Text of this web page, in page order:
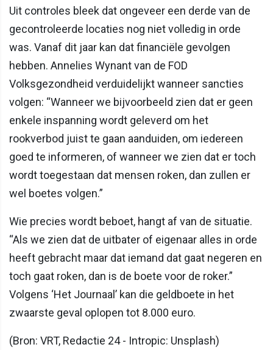
Uit controles bleek dat ongeveer een derde van de
gecontroleerde locaties nog niet volledig in orde
was. Vanaf dit jaar kan dat financiële gevolgen
hebben. Annelies Wynant van de FOD
Volksgezondheid verduidelijkt wanneer sancties
volgen: “Wanneer we bijvoorbeeld zien dat er geen
enkele inspanning wordt geleverd om het
rookverbod juist te gaan aanduiden, om iedereen
goed te informeren, of wanneer we zien dat er toch
wordt toegestaan dat mensen roken, dan zullen er
wel boetes volgen.”
Wie precies wordt beboet, hangt af van de situatie.
“Als we zien dat de uitbater of eigenaar alles in orde
heeft gebracht maar dat iemand dat gaat negeren en
toch gaat roken, dan is de boete voor de roker.”
Volgens ‘Het Journaal’ kan die geldboete in het
zwaarste geval oplopen tot 8.000 euro.
(Bron: VRT, Redactie 24 - Intropic: Unsplash)